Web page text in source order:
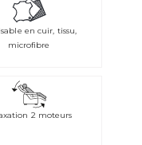
en cuir, tissu,
microfibre
2 moteurs